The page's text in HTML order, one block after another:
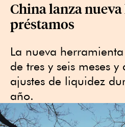
China lanza
préstamos
La nueva
de tres y seis meses
ajustes de liquidez
año.